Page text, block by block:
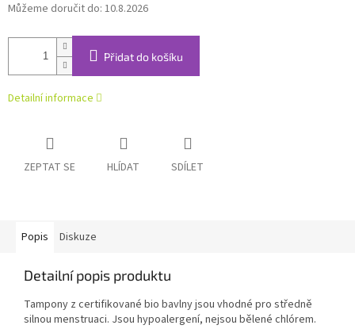
Můžeme doručit do: 10.8.2026
Přidat do košíku
Detailní informace
ZEPTAT SE HLÍDAT SDÍLET
Popis Diskuze
Detailní popis produktu
Tampony z certifikované bio bavlny jsou vhodné pro středně
silnou menstruaci. Jsou hypoalergení, nejsou bělené chlórem.